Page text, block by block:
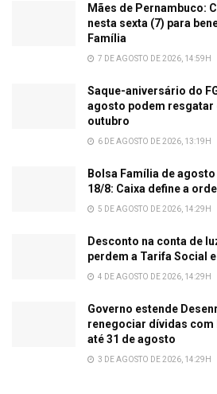
Mães de Pernambuco:
nesta sexta (7) para
Família
7 DE AGOSTO DE 2026, 14:59H
Saque-aniversário do
agosto podem resgatar
outubro
6 DE AGOSTO DE 2026, 13:19H
Bolsa Família de
18/8: Caixa define a
5 DE AGOSTO DE 2026, 14:29H
Desconto na conta de
perdem a Tarifa Social
4 DE AGOSTO DE 2026, 14:29H
Governo estende
renegociar dívidas com
até 31 de agosto
3 DE AGOSTO DE 2026, 14:29H